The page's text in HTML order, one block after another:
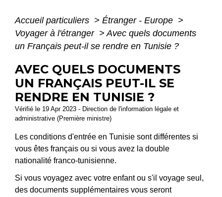
Accueil particuliers > Étranger - Europe >
Voyager à l'étranger > Avec quels documents
un Français peut-il se rendre en Tunisie ?
AVEC QUELS DOCUMENTS
UN FRANÇAIS PEUT-IL SE
RENDRE EN TUNISIE ?
Vérifié le 19 Apr 2023 - Direction de l'information légale et
administrative (Première ministre)
Les conditions d'entrée en Tunisie sont différentes si
vous êtes français ou si vous avez la double
nationalité franco-tunisienne.
Si vous voyagez avec votre enfant ou s'il voyage seul,
des documents supplémentaires vous seront